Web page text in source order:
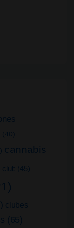
(40)
cannabis
club (45)
clubes
(65)